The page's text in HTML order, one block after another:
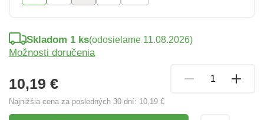
10,19 €
Najnižšia cena za posledných 30 dní: 10,19 €
Skladom 1 ks(odosielame 11.08.2026)
Možnosti doručenia